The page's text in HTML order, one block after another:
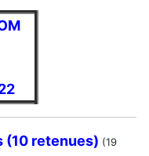
(10 retenues) (19